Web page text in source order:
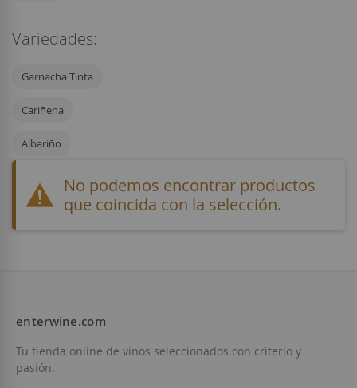
Variedades:
Garnacha Tinta
Cariñena
Albariño
No podemos encontrar productos
que coincida con la selección.
enterwine.com
Tu tienda online de vinos seleccionados con criterio y
pasión.